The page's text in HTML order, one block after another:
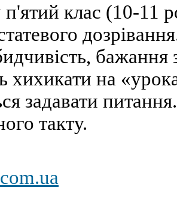
клас (10-11
бажання
хихикати на
задавати
такту.